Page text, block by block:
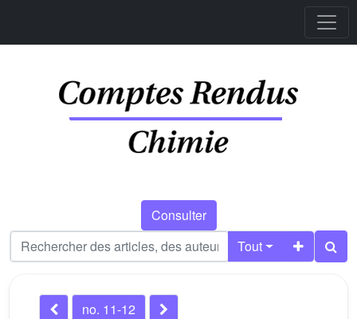
Consulter
Tout
no. 11-12